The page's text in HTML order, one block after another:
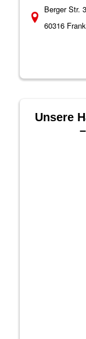
Berger Str.
60316
Unsere